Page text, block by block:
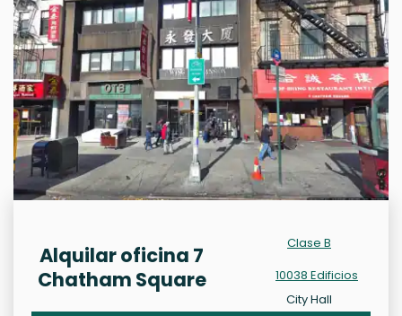
Alquilar oficina 7
Chatham Square
Clase B
10038 Edificios
City Hall